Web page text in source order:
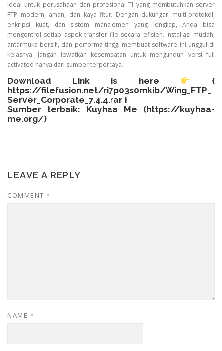
ideal untuk perusahaan dan profesional TI yang membutuhkan server
FTP modern, aman, dan kaya fitur. Dengan dukungan multi-protokol,
enkripsi kuat, dan sistem manajemen yang lengkap, Anda bisa
mengontrol setiap aspek transfer file secara efisien. Installasi mudah,
antarmuka bersih, dan performa tinggi membuat software ini unggul di
kelasnya. Jangan lewatkan kesempatan untuk mengunduh versi full
activated hanya dari sumber terpercaya.
Download Link is here
{
https://filefusion.net/ri7p03s0mkib/Wing_FTP_
Server_Corporate_7.4.4.rar }
Sumber terbaik: Kuyhaa Me (https://kuyhaa-
me.org/)
LEAVE A REPLY
COMMENT *
NAME *